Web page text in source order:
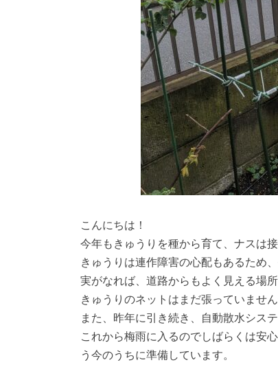
こんにちは！
今年もきゅうりを種から育て、ナスは
きゅうりは連作障害の心配もあるため
実がなれば、道路からもよく見える場
きゅうりのネットはまだ張っていませ
また、昨年に引き続き、自動散水シス
これから梅雨に入るのでしばらくは安
う今のうちに準備しています。